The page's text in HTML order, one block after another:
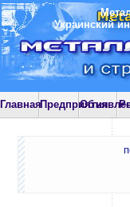
Украинский
ГлавнаяПредприятия